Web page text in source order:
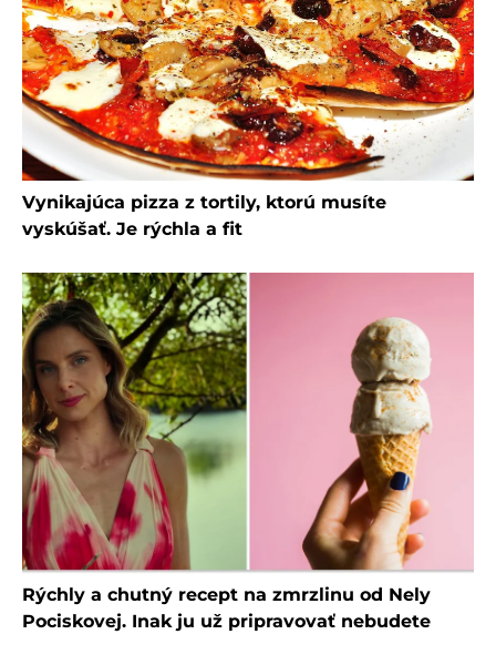
Vynikajúca pizza z tortily, ktorú musíte
vyskúšať. Je rýchla a fit
Rýchly a chutný recept na zmrzlinu od Nely
Pociskovej. Inak ju už pripravovať nebudete